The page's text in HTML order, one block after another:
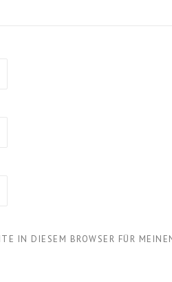
IN DIESEM BROWSER FÜR